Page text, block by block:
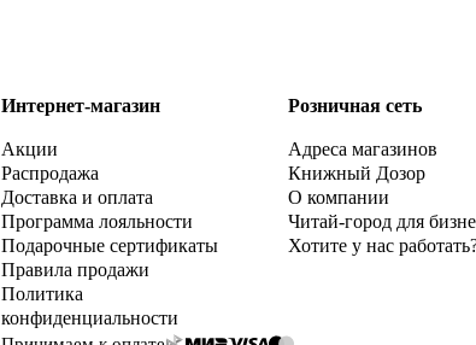
Интернет-магазин
Акции
Распродажа
Доставка и оплата
Программа лояльности
Подарочные сертификаты
Правила продажи
Политика
конфиденциальности
Розничная сеть
Адреса магазинов
Книжный Дозор
О компании
Читай-город для
Хотите у нас